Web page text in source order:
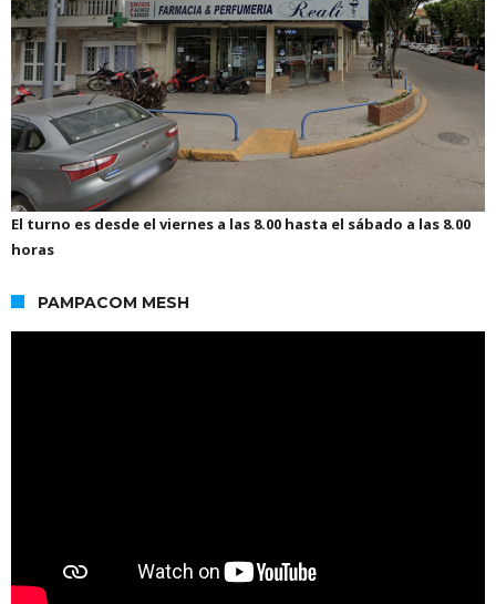
El turno es desde el viernes a las 8.00 hasta el sábado a las 8.00
horas
PAMPACOM MESH